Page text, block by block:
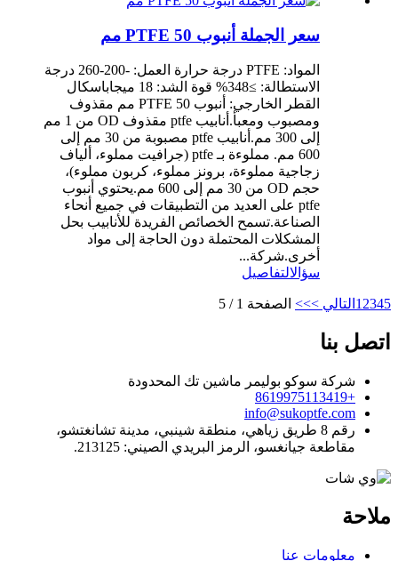
سعر الجملة أنبوب PTFE 50 مم
المواد: PTFE درجة حرارة العمل: -200-260 درجة
الاستطالة: ≥348% قوة الشد: 18 ميجاباسكال
القطر الخارجي: أنبوب PTFE 50 مم مقذوف
ومصبوب ومعبأ.أنابيب ptfe مقذوف OD من 1 مم
إلى 300 مم.أنابيب ptfe مصبوبة من 30 مم إلى
600 مم. مملوءة بـ ptfe (جرافيت مملوء، ألياف
زجاجية مملوءة، برونز مملوء، كربون مملوء)،
حجم OD من 30 مم إلى 600 مم.يحتوي أنبوب
ptfe على العديد من التطبيقات في جميع أنحاء
الصناعة.تسمح الخصائص الفريدة للأنابيب بحل
المشكلات المحتملة دون الحاجة إلى مواد
أخرى.شركة...
سؤالالتفاصيل
12345 التالي >>> الصفحة 1 / 5
اتصل بنا
شركة سوكو بوليمر ماشين تك المحدودة
+8619975113419
info@sukoptfe.com
رقم 8 طريق زياهي، منطقة شينبي، مدينة تشانغتشو،
مقاطعة جيانغسو، الرمز البريدي الصيني: 213125.
ملاحة
معلومات عنا